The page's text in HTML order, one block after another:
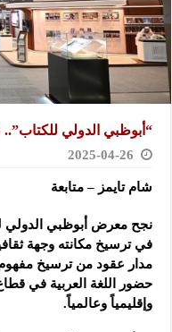
“أبوظبي الدولي للكتاب”..
2025-04-26
شام تايمز – متابعة
في ترسيخ مكانته وجهة
مدار عقود من ترسيخ مفهوم
حضور اللغة العربية في قطاع
وإقليمياً وعالمياً.